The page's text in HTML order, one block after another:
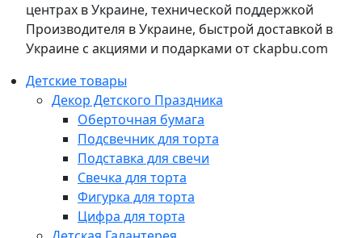
центрах в Украине, технической поддержкой
Производителя в Украине, быстрой доставкой в
Украине с акциями и подарками от ckapbu.com
Детские товары
Декор Детского Праздника
Оберточная бумага
Подсвечник для торта
Подставка для свечи
Свечка для торта
Фигурка для торта
Цифра для торта